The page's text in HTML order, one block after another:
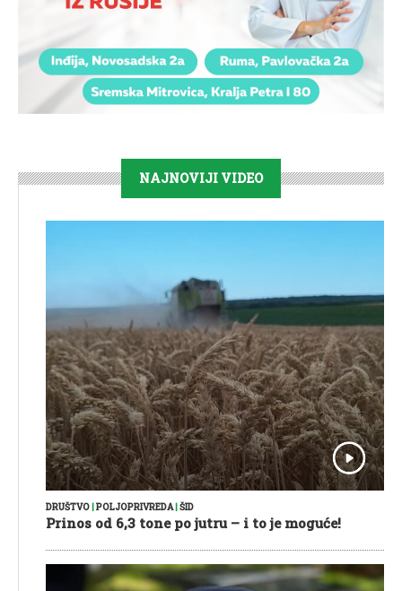
NAJNOVIJI VIDEO
DRUŠTVO POLJOPRIVREDA| ŠID
Prinos od 6,3 tone po jutru – i to je moguće!